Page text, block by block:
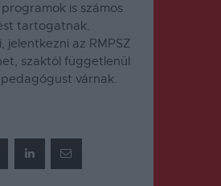
is számos
tartogatnak.
jelentkezni az RMPSZ
szaktól függetlenül
várnak.